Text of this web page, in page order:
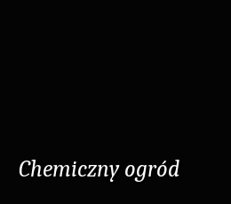
Chemiczny ogród